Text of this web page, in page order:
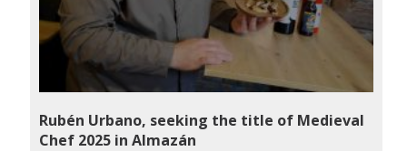
Rubén Urbano, seeking the title of Medieval
Chef 2025 in Almazán